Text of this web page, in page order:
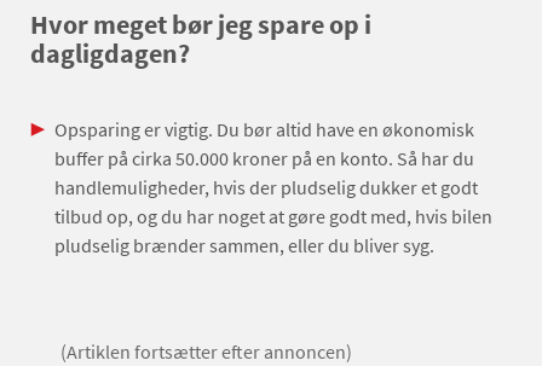
Hvor meget bør jeg spare op i
dagligdagen?
Opsparing er vigtig. Du bør altid have en økonomisk
buffer på cirka 50.000 kroner på en konto. Så har du
handlemuligheder, hvis der pludselig dukker et godt
tilbud op, og du har noget at gøre godt med, hvis bilen
pludselig brænder sammen, eller du bliver syg.
(Artiklen fortsætter efter annoncen)